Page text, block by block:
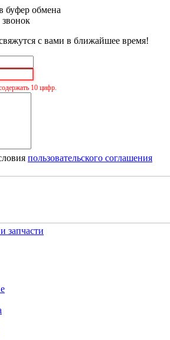
буфер обмена
звонок
с вами в ближайшее время!
10 цифр.
пользовательского соглашения